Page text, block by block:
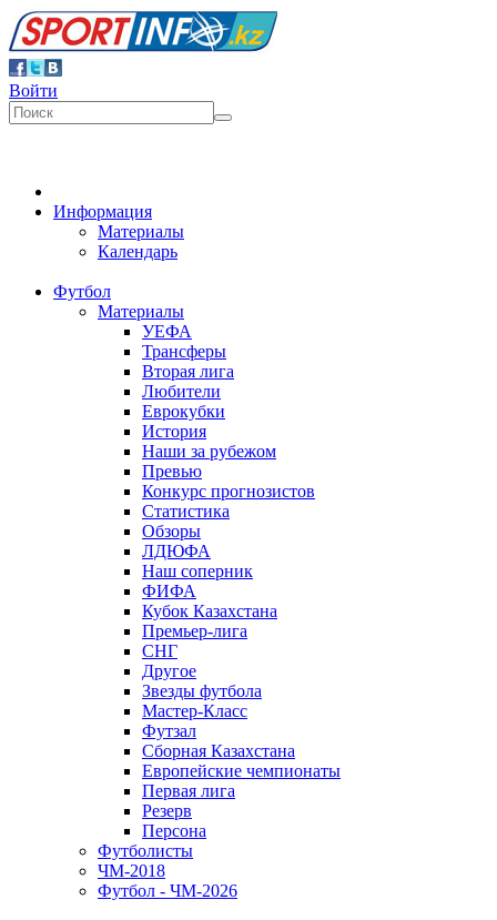
Войти
Информация
Материалы
Календарь
Футбол
Материалы
УЕФА
Трансферы
Вторая лига
Любители
Еврокубки
История
Наши за рубежом
Превью
Конкурс прогнозистов
Статистика
Обзоры
ЛДЮФА
Наш соперник
ФИФА
Кубок Казахстана
Премьер-лига
СНГ
Другое
Звезды футбола
Мастер-Класс
Футзал
Сборная Казахстана
Европейские чемпионаты
Первая лига
Резерв
Персона
Футболисты
ЧМ-2018
Футбол - ЧМ-2026